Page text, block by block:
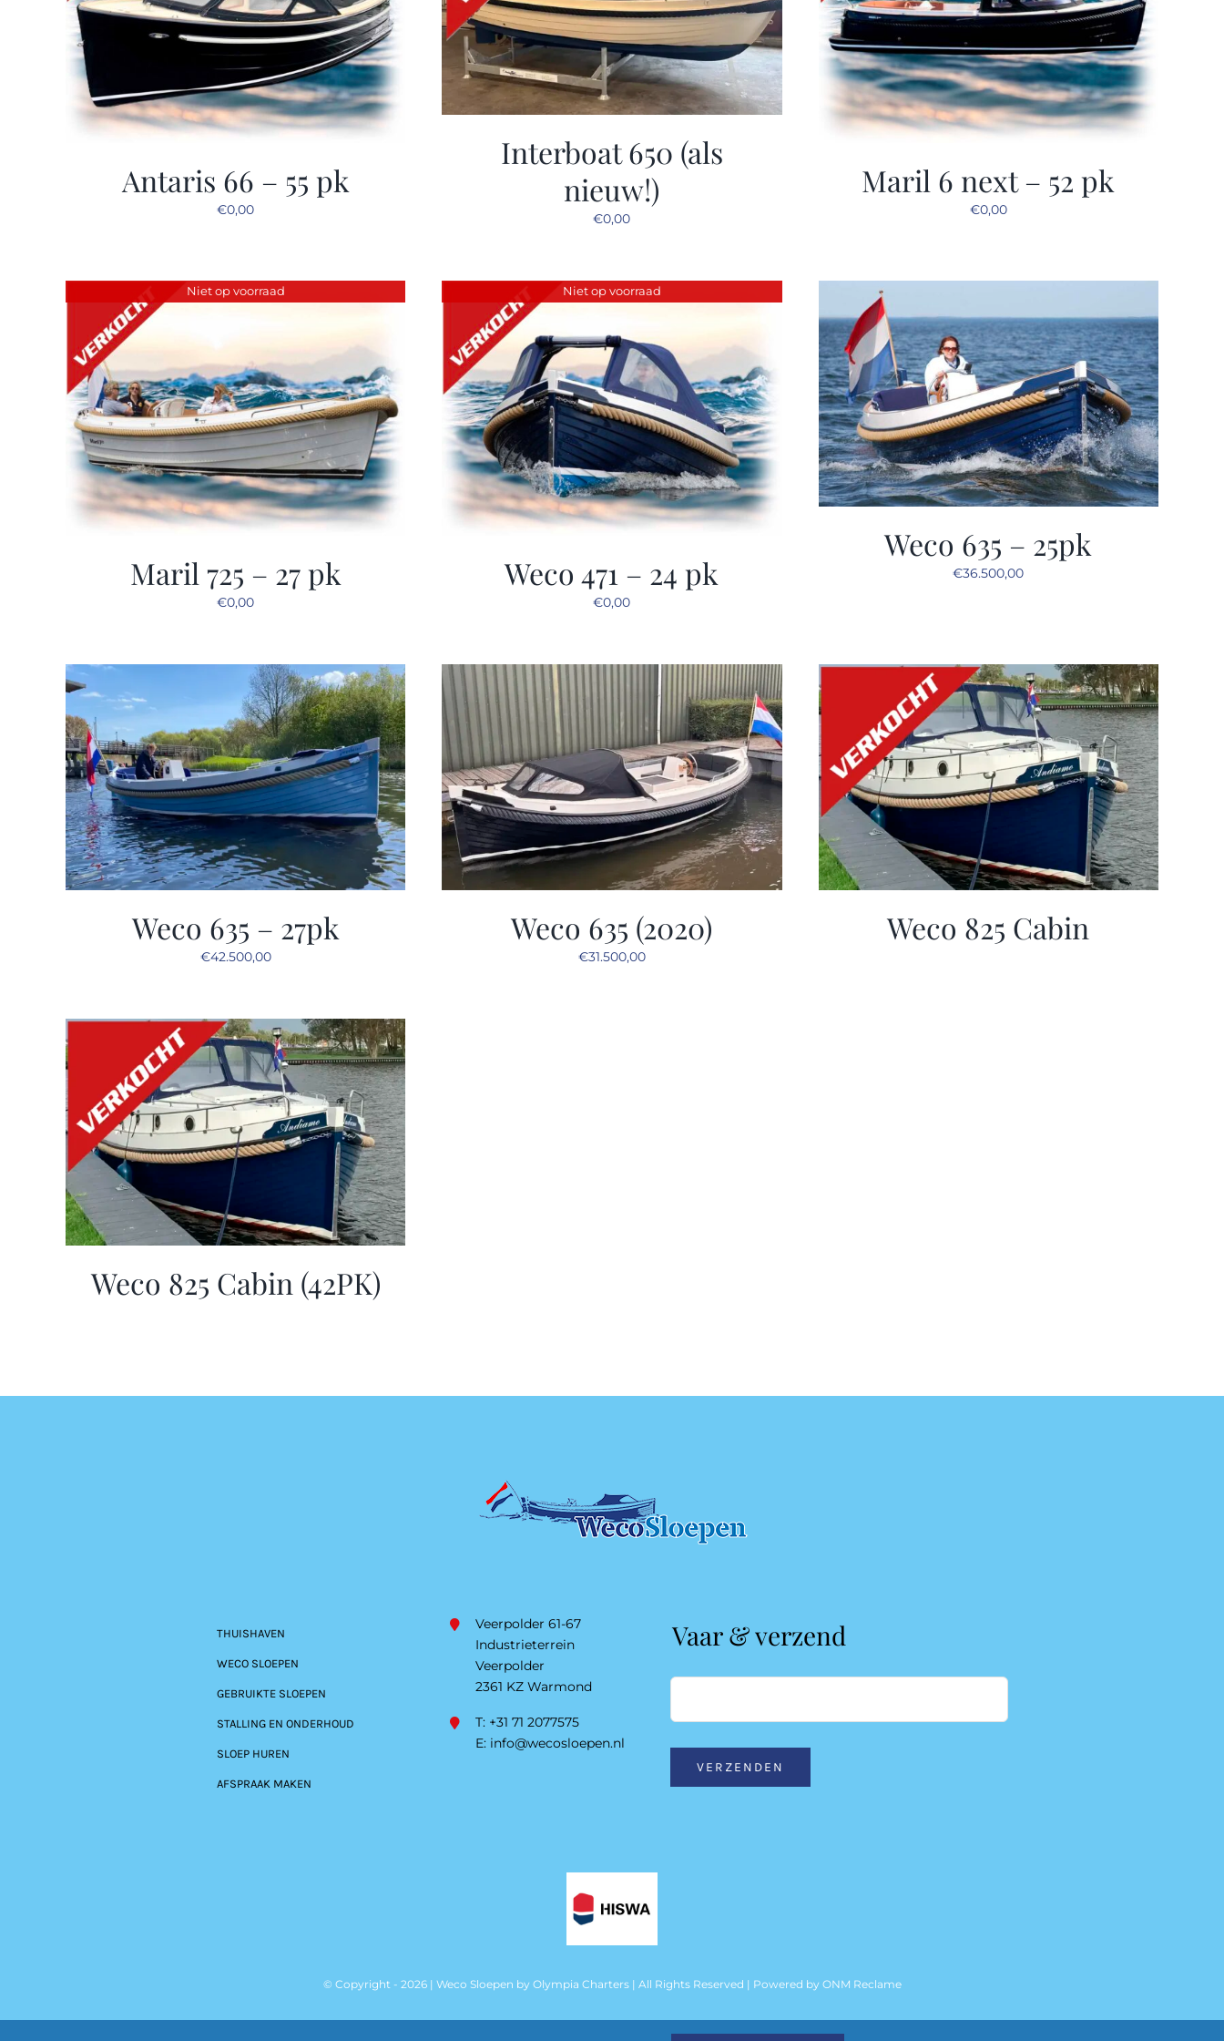
Antaris 66 – 55 pk
€0,00
Interboat 650 (als
nieuw!)
€0,00
Maril 6 next – 52 pk
€0,00
Niet op voorraad
Maril 725 – 27 pk
€0,00
Niet op voorraad
Weco 471 – 24 pk
€0,00
Weco 635 – 25pk
€36.500,00
Weco 635 – 27pk
€42.500,00
Weco 635 (2020)
€31.500,00
Weco 825 Cabin
Weco 825 Cabin (42PK)
THUISHAVEN
WECO SLOEPEN
GEBRUIKTE SLOEPEN
STALLING EN ONDERHOUD
SLOEP HUREN
AFSPRAAK MAKEN
Veerpolder 61-67
Industrieterrein
Veerpolder
2361 KZ Warmond
T: +31 71 2077575
E: info@wecosloepen.nl
Vaar & verzend
VERZENDEN
© Copyright - 2026 | Weco Sloepen by Olympia Charters| All Rights Reserved | Powered by ONM Reclame